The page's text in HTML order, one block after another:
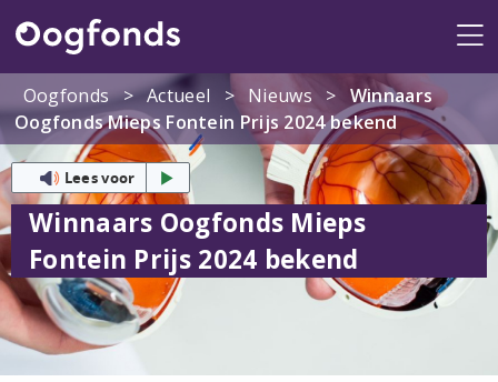
Oogfonds > Actueel > Nieuws > Winnaars
Oogfonds Mieps Fontein Prijs 2024 bekend
Lees voor
Winnaars Oogfonds Mieps
Fontein Prijs 2024 bekend